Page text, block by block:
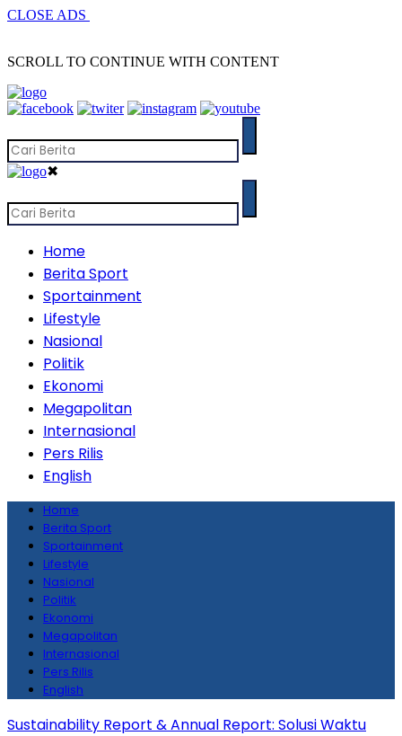
CLOSE ADS
SCROLL TO CONTINUE WITH CONTENT
✖
Home
Berita Sport
Sportainment
Lifestyle
Nasional
Politik
Ekonomi
Megapolitan
Internasional
Pers Rilis
English
Home
Berita Sport
Sportainment
Lifestyle
Nasional
Politik
Ekonomi
Megapolitan
Internasional
Pers Rilis
English
Sustainability Report & Annual Report: Solusi Waktu